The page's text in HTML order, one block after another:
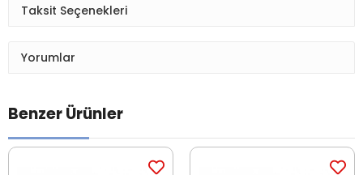
Taksit Seçenekleri
Yorumlar
Benzer Ürünler